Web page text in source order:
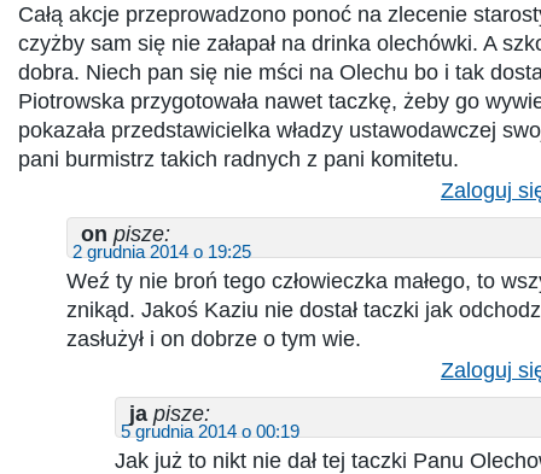
Całą akcje przeprowadzono ponoć na zlecenie
czyżby sam się nie załapał na drinka olechówki. A
dobra. Niech pan się nie mści na Olechu bo i tak
Piotrowska przygotowała nawet taczkę, żeby go
pokazała przedstawicielka władzy ustawodawczej
pani burmistrz takich radnych z pani komitetu.
Zaloguj
on pisze:
2 grudnia 2014 o 19:25
Weź ty nie broń tego człowieczka małego, to
znikąd. Jakoś Kaziu nie dostał taczki jak
zasłużył i on dobrze o tym wie.
Zaloguj
ja pisze:
5 grudnia 2014 o 00:19
Jak już to nikt nie dał tej taczki Panu